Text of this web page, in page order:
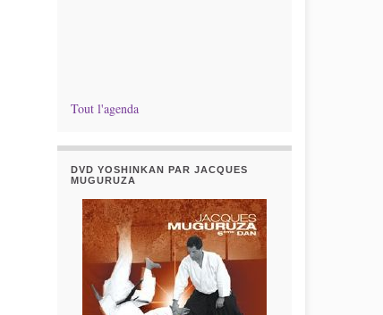
Tout l'agenda
DVD YOSHINKAN PAR JACQUES
MUGURUZA